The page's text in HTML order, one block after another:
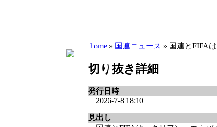
home » 国連ニュース » 国連とFIFA
切り抜き詳細
発行日時
2026-7-8 18:10
見出し